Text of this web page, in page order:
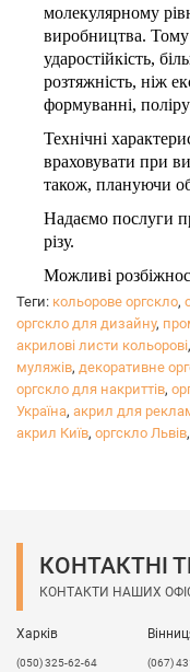
молекулярному
виробництва. Тому
ударостійкість,
розтяжність, ніж
формуванні,
Технічні
враховувати при
також, плануючи
Надаємо послуги
різу.
Можливі
Теги: кольорове оргскло,
оргскло для дизайну,
акрилові листи кольорові,
муляжів, декоративне
оргскло для накриттів,
Україна, акрил для
акрил Київ, оргскло Львів,
КОНТАКТНІ
КОНТАКТИ НАШИХ
Харків
(050) 325-62-64
(067)